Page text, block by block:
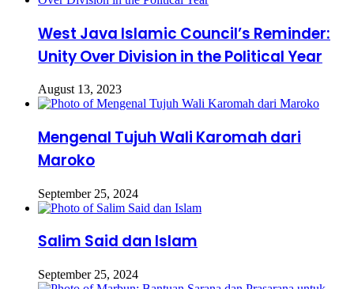
West Java Islamic Council’s Reminder:
Unity Over Division in the Political Year
August 13, 2023
Mengenal Tujuh Wali Karomah dari
Maroko
September 25, 2024
Salim Said dan Islam
September 25, 2024